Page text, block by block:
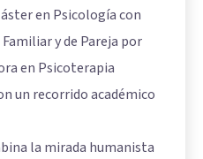
en Psicología con
y de Pareja por
en Psicoterapia
un recorrido académico
la mirada humanista